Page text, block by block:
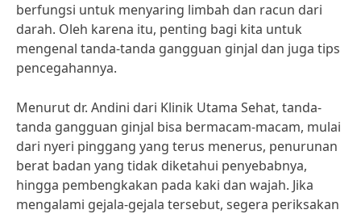
berfungsi untuk menyaring limbah dan racun dari
darah. Oleh karena itu, penting bagi kita untuk
mengenal tanda-tanda gangguan ginjal dan juga tips
pencegahannya.
Menurut dr. Andini dari Klinik Utama Sehat, tanda-
tanda gangguan ginjal bisa bermacam-macam, mulai
dari nyeri pinggang yang terus menerus, penurunan
berat badan yang tidak diketahui penyebabnya,
hingga pembengkakan pada kaki dan wajah. Jika
mengalami gejala-gejala tersebut, segera periksakan